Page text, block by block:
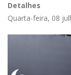
Detalhes
Quarta-feira, 08